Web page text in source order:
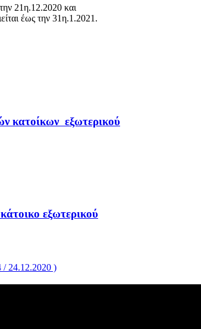
21η.12.2020 και
έως την 31η.1.2021.
κατοίκων εξωτερικού
εξωτερικού
/ 24.12.2020 )